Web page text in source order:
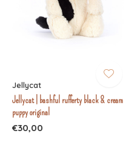
Jellycat
Jellycat | bashful rufferty black & cream
puppy original
€30,00